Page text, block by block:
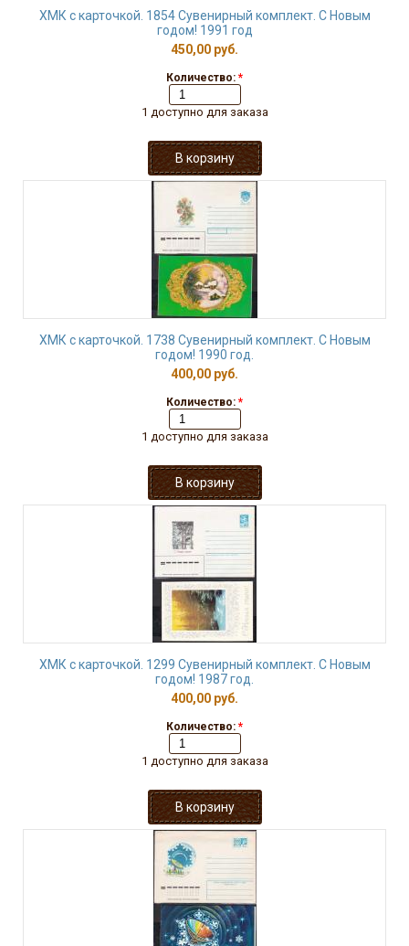
ХМК с карточкой. 1854 Сувенирный комплект. С Новым
годом! 1991 год
450,00 руб.
Количество: *
1 доступно для заказа
ХМК с карточкой. 1738 Сувенирный комплект. С Новым
годом! 1990 год.
400,00 руб.
Количество: *
1 доступно для заказа
ХМК с карточкой. 1299 Сувенирный комплект. С Новым
годом! 1987 год.
400,00 руб.
Количество: *
1 доступно для заказа